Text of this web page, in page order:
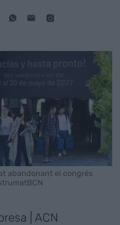
abandonant el congrés
| ACN